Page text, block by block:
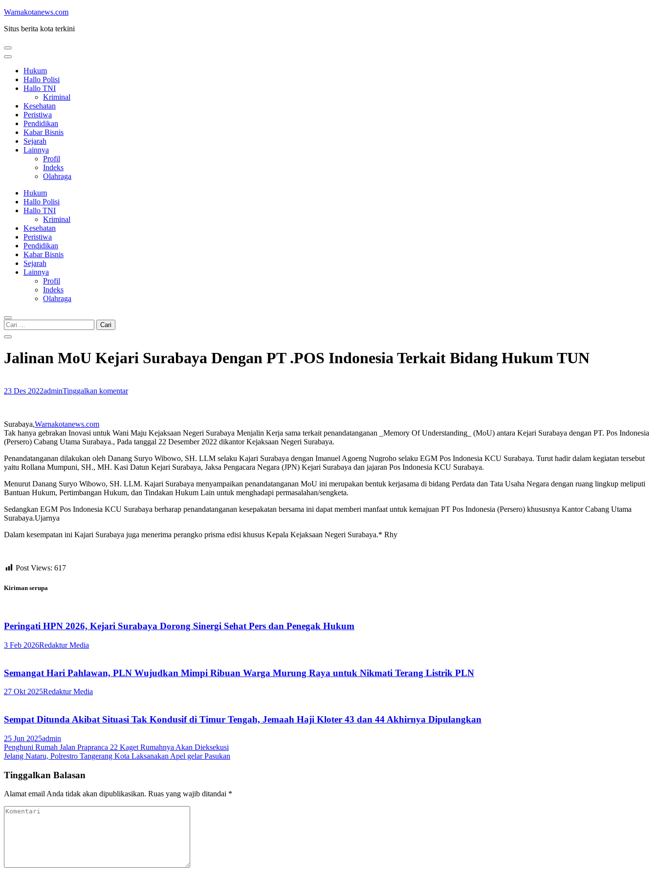
Lompat
konten
Enter)
Warnakotanews.com
Situs berita kota terkini
Hukum
Hallo Polisi
Hallo TNI
Kriminal
Kesehatan
Peristiwa
Pendidikan
Kabar Bisnis
Sejarah
Lainnya
Profil
Indeks
Olahraga
Hukum
Hallo Polisi
Hallo TNI
Kriminal
Kesehatan
Peristiwa
Pendidikan
Kabar Bisnis
Sejarah
Lainnya
Profil
Indeks
Olahraga
Cari
untuk:
Jalinan MoU Kejari Surabaya Dengan PT .POS Indonesia Terkait Bidang Hukum TUN
23 Des 2022adminTinggalkan komentar
Surabaya,Warnakotanews.com
Tak hanya gebrakan Inovasi untuk Wani Maju Kejaksaan Negeri Surabaya Menjalin Kerja sama terkait penandatanganan _Memory Of Understanding_ (MoU) antara Kejari Surabaya dengan PT. Pos Indonesia
(Persero) Cabang Utama Surabaya., Pada tanggal 22 Desember 2022 dikantor Kejaksaan Negeri Surabaya.
Penandatanganan dilakukan oleh Danang Suryo Wibowo, SH. LLM selaku Kajari Surabaya dengan Imanuel Agoeng Nugroho selaku EGM Pos Indonesia KCU Surabaya. Turut hadir dalam kegiatan tersebut
yaitu Rollana Mumpuni, SH., MH. Kasi Datun Kejari Surabaya, Jaksa Pengacara Negara (JPN) Kejari Surabaya dan jajaran Pos Indonesia KCU Surabaya.
Menurut Danang Suryo Wibowo, SH. LLM. Kajari Surabaya menyampaikan penandatanganan MoU ini merupakan bentuk kerjasama di bidang Perdata dan Tata Usaha Negara dengan ruang lingkup meliputi
Bantuan Hukum, Pertimbangan Hukum, dan Tindakan Hukum Lain untuk menghadapi permasalahan/sengketa.
Sedangkan EGM Pos Indonesia KCU Surabaya berharap penandatanganan kesepakatan bersama ini dapat memberi manfaat untuk kemajuan PT Pos Indonesia (Persero) khususnya Kantor Cabang Utama
Surabaya.Ujarnya
Dalam kesempatan ini Kajari Surabaya juga menerima perangko prisma edisi khusus Kepala Kejaksaan Negeri Surabaya.* Rhy
Post Views: 617
Kiriman serupa
Peringati HPN 2026, Kejari Surabaya Dorong Sinergi Sehat Pers dan Penegak Hukum
3 Feb 2026Redaktur Media
Semangat Hari Pahlawan, PLN Wujudkan Mimpi Ribuan Warga Murung Raya untuk Nikmati Terang Listrik PLN
27 Okt 2025Redaktur Media
Sempat Ditunda Akibat Situasi Tak Kondusif di Timur Tengah, Jemaah Haji Kloter 43 dan 44 Akhirnya Dipulangkan
25 Jun 2025admin
Navigasi
pos
Penghuni Rumah Jalan Prapranca 22 Kaget Rumahnya Akan Dieksekusi
Jelang Nataru, Polrestro Tangerang Kota Laksanakan Apel gelar Pasukan
Tinggalkan Balasan
Alamat email Anda tidak akan dipublikasikan. Ruas yang wajib ditandai *
Komentari